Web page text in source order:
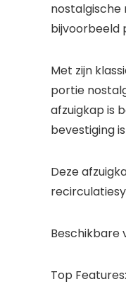
nostalgische
bijvoorbeeld
Met zijn
portie
afzuigkap is
bevestiging
Deze
Beschikbare
Top Features: